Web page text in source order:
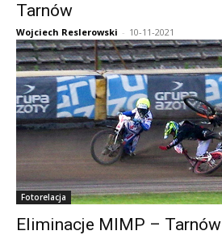
Tarnów
Wojciech Reslerowski - 10-11-2021
Fotorelacja
Eliminacje MIMP – Tarnów